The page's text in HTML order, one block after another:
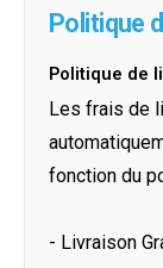
Politique
Politique de
Les frais de
fonction du
- Livraison